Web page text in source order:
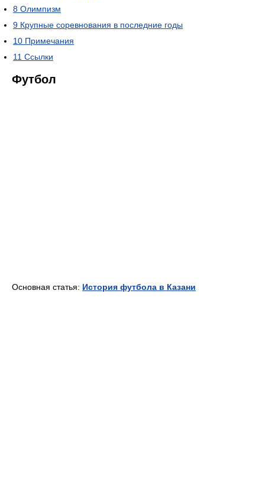
8 Олимпизм
9 Крупные соревнования в последние годы
10 Примечания
11 Ссылки
Футбол
Основная статья: История футбола в Казани